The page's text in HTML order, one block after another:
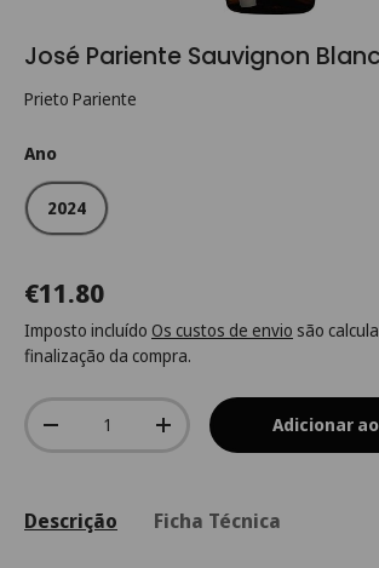
José Pariente Sauvignon
Prieto Pariente
Ano
2024
€11.80
Imposto incluído Os custos de envio são
finalização da compra.
Qtd.
-
+ Adicionar
Descrição Ficha Técnica